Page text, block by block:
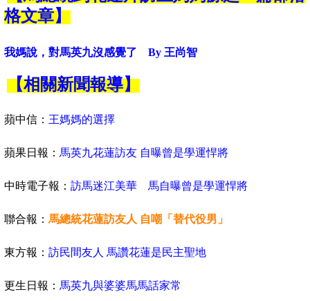
格文章】
我媽說，對馬英九沒感覺了 By 王尚智
【相關新聞報導】
蘋中信： 王媽媽的選擇
蘋果日報： 馬英九花蓮訪友 自曝曾是學運悍將
中時電子報： 訪馬迷江美華 馬自曝曾是學運悍將
聯合報： 馬總統花蓮訪友人 自嘲「替代役男」
東方報： 訪民間友人 馬讚花蓮是民主聖地
更生日報： 馬英九與婆婆馬馬話家常